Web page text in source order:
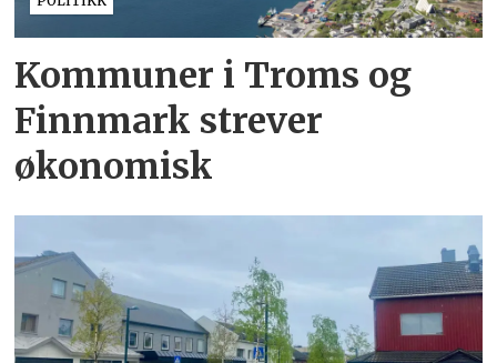
Kommuner i Troms og
Finnmark strever
økonomisk